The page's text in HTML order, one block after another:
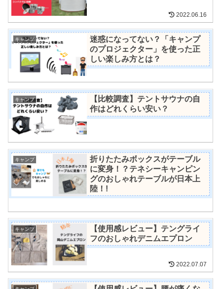
2022.06.16
キャンプ
迷惑になってない？「キャンプ
のプロジェクター」を使った正
しい楽しみ方とは？
キャンプ
【比較調査】テントサウナの自
作はどれくらい安い？
キャンプ
折りたたみボックスがテーブル
に変身！？テネシーキャンピン
グのおしゃれテーブルが日本上
陸！!
キャンプ
【使用感レビュー】テングライ
フのおしゃれデニムエプロン
2022.07.07